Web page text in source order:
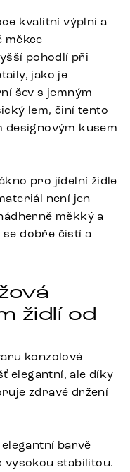
kvalitní výplni a
měkce
pohodlí při
jako je
šev s jemným
lem, činí tento
designovým kusem
pro jídelní židle
není jen
měkký a
dobře čistí a
židlí od
konzolové
elegantní, ale díky
zdravé držení
barvě
vysokou stabilitou.